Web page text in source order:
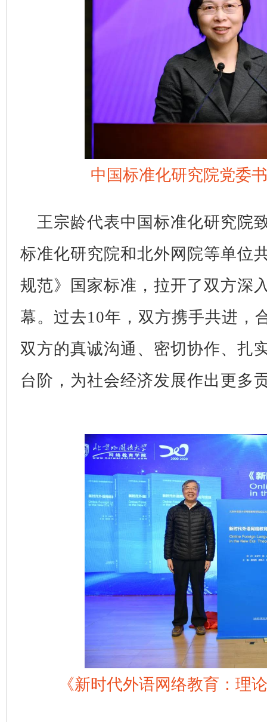
中国标准化研究院党委
王宗龄代表中国标准化研究院
标准化研究院和北外网院等单位
规范》国家标准，拉开了双方深
幕。过去10年，双方携手共进，
双方的真诚沟通、密切协作、扎
台阶，为社会经济发展作出更多
《新时代外语网络教育：理